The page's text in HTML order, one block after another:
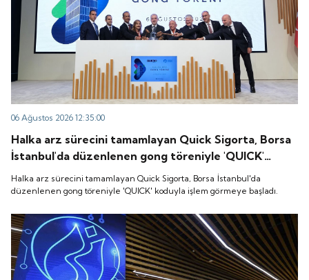
06 Ağustos 2026 12:35:00
Halka arz sürecini tamamlayan Quick Sigorta, Borsa
İstanbul'da düzenlenen gong töreniyle 'QUICK'
koduyla işlem görmeye başladı.
Halka arz sürecini tamamlayan Quick Sigorta, Borsa İstanbul'da
düzenlenen gong töreniyle 'QUICK' koduyla işlem görmeye başladı.